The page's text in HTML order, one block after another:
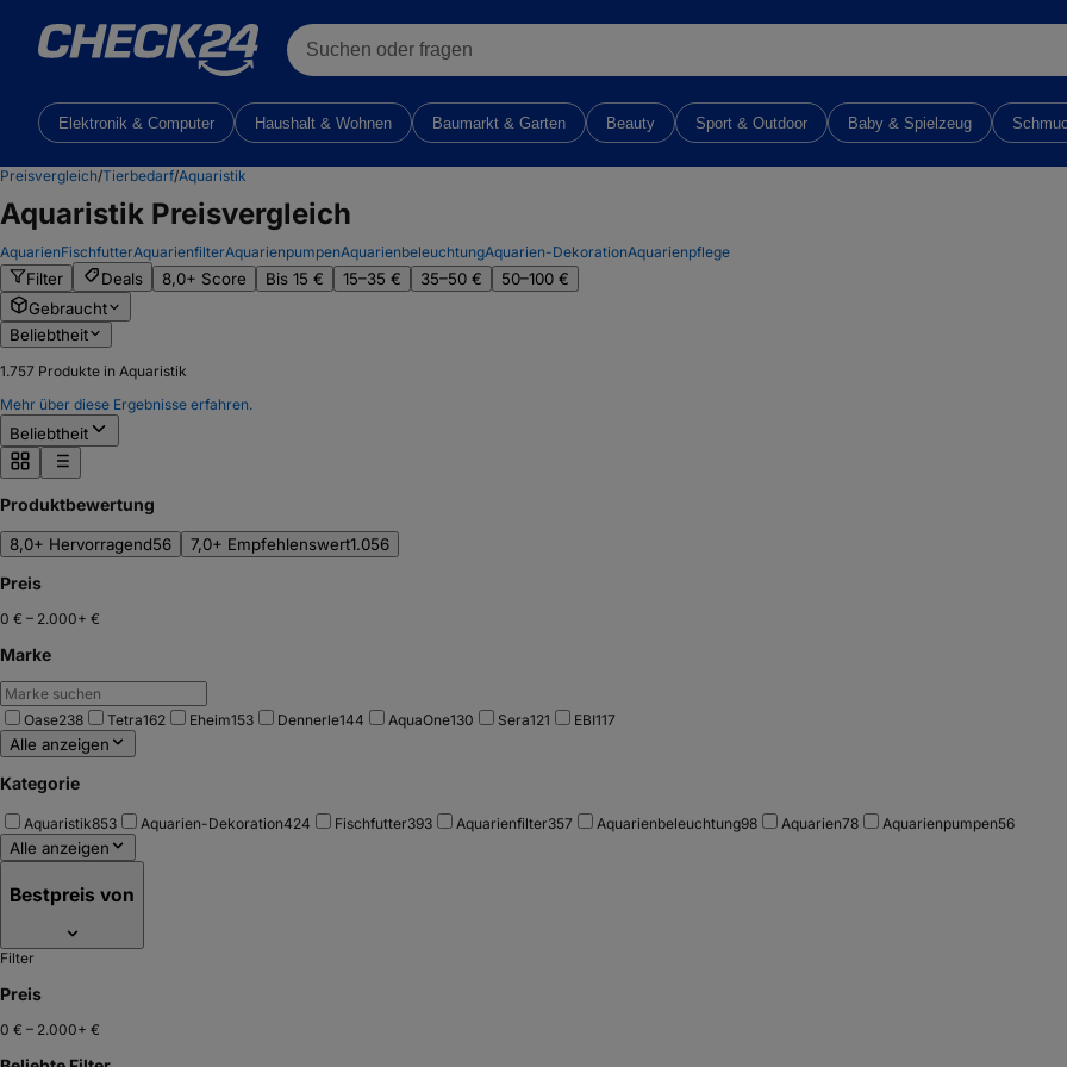
Suchen oder fragen
Elektronik & Computer Haushalt & Wohnen Baumarkt & Garten Beauty Sport & Outdoor Baby & Spielzeug
Preisvergleich/Tierbedarf/Aquaristik
Aquaristik Preisvergleich
AquarienFischfutterAquarienfilterAquarienpumpenAquarienbeleuchtungAquarien-DekorationAquarienpflege
Filter Deals 8,0+ Score Bis 15 € 15–35 € 35–50 €
50–100 €
Gebraucht
Beliebtheit
1.757 Produkte in Aquaristik
Mehr über diese Ergebnisse erfahren.
Beliebtheit
Produktbewertung
8,0+ Hervorragend56 7,0+ Empfehlenswert1.056
Preis
0 € – 2.000+ €
Marke
Oase238 Tetra162 Eheim153 Dennerle144 AquaOne130 Sera121 EBI117
Alle anzeigen
Kategorie
Aquaristik853 Aquarien-Dekoration424 Fischfutter393 Aquarienfilter357 Aquarienbeleuchtung98 Aquarien78 Aquarienpumpen56
Alle anzeigen
Bestpreis von
Filter
Preis
0 € – 2.000+ €